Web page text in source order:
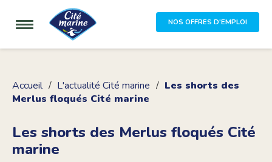
NOS OFFRES D'EMPLOI
Accueil L'actualité Cité marine
Les shorts des
Merlus floqués Cité marine
Les shorts des Merlus floqués Cité
marine